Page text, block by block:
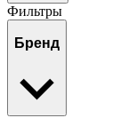
Фильтры
Бренд